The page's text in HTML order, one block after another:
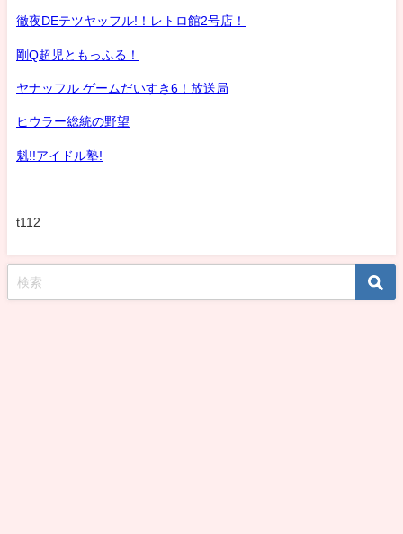
徹夜DEテツヤッフル!！レトロ館2号店！
剛Q超児ともっふる！
ヤナッフル ゲームだいすき6！放送局
ヒウラー総統の野望
魁!!アイドル塾!
t112